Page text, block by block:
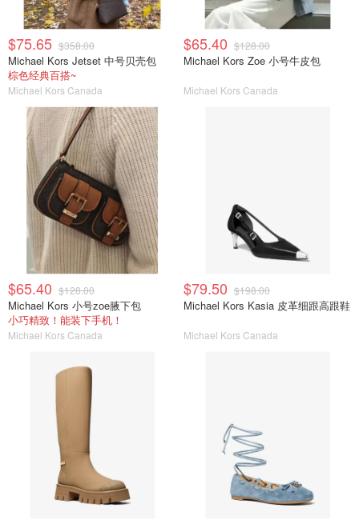
$75.65 $358.00
Michael Kors Jetset 中号贝壳包
棕色经典百搭~
Michael Kors Canada
$65.40 $128.00
Michael Kors Zoe 小号牛皮包
Michael Kors Canada
$65.40 $128.00
Michael Kors 小号zoe腋下包
小巧精致！能装下手机！
Michael Kors Canada
$79.50 $198.00
Michael Kors Kasia 皮革细跟高跟鞋
Michael Kors Canada